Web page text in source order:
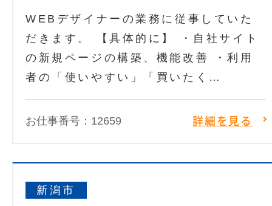
WEBデザイナーの業務に従事していた
だきます。 【具体的に】 ・自社サイト
の新規ページの構築、機能改善 ・利用
者の「使いやすい」「買いたく…
お仕事番号：12659 詳細を見る
新潟市